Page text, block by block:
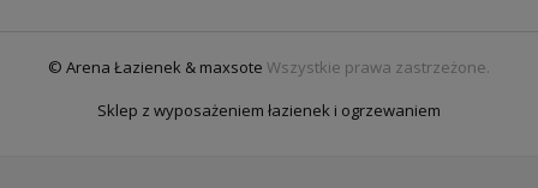
© Arena Łazienek & maxsote Wszystkie prawa zastrzeżone.
Sklep z wyposażeniem łazienek i ogrzewaniem